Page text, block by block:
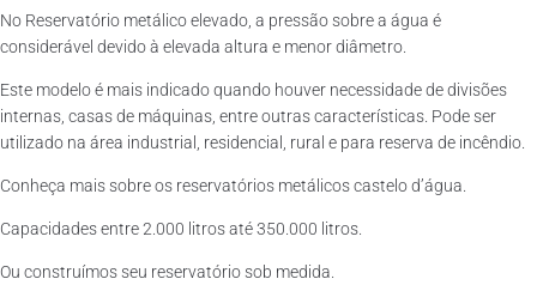
No Reservatório metálico elevado, a pressão sobre a água é
considerável devido à elevada altura e menor diâmetro.
Este modelo é mais indicado quando houver necessidade de divisões
internas, casas de máquinas, entre outras características. Pode ser
utilizado na área industrial, residencial, rural e para reserva de incêndio.
Conheça mais sobre os reservatórios metálicos castelo d’água.
Capacidades entre 2.000 litros até 350.000 litros.
Ou construímos seu reservatório sob medida.